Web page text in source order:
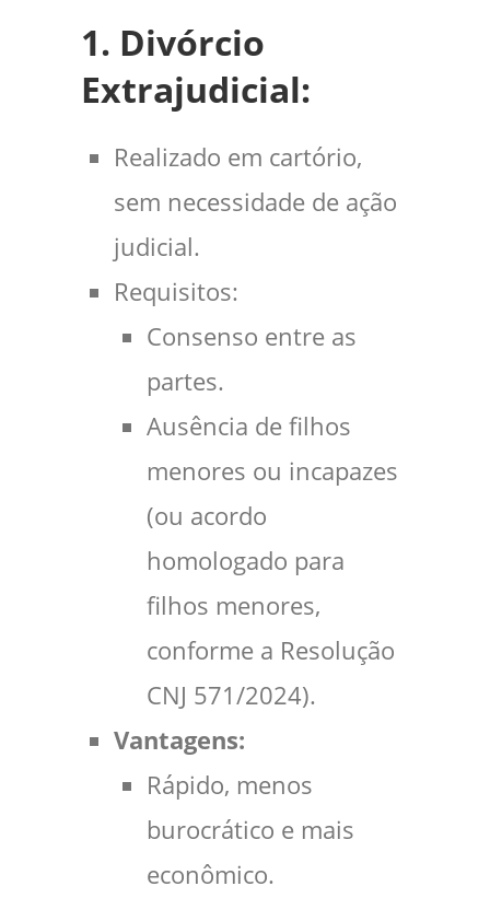
1. Divórcio
Extrajudicial:
Realizado em cartório,
sem necessidade de ação
judicial.
Requisitos:
Consenso entre as
partes.
Ausência de filhos
menores ou incapazes
(ou acordo
homologado para
filhos menores,
conforme a Resolução
CNJ 571/2024).
Vantagens:
Rápido, menos
burocrático e mais
econômico.